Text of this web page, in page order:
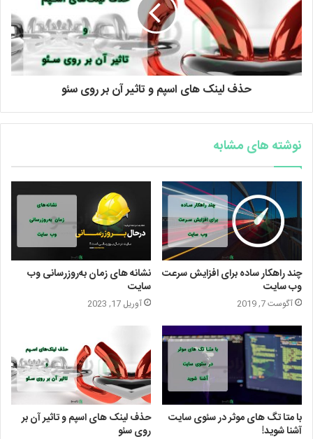
حذف لینک های اسپم و تاثیر آن بر روی سئو
نوشته های مشابه
چند راهکار ساده برای افزایش سرعت
وب سایت
آگوست 7, 2019
نشانه های زمان به‌روزرسانی وب
سایت
آوریل 17, 2023
با متا تگ های موثر در سئوی سایت
آشنا شوید!
حذف لینک های اسپم و تاثیر آن بر
روی سئو